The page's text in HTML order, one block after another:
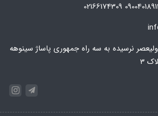
ولیعصر نرسیده به سه راه جمهوری پاساژ سینوهه
3